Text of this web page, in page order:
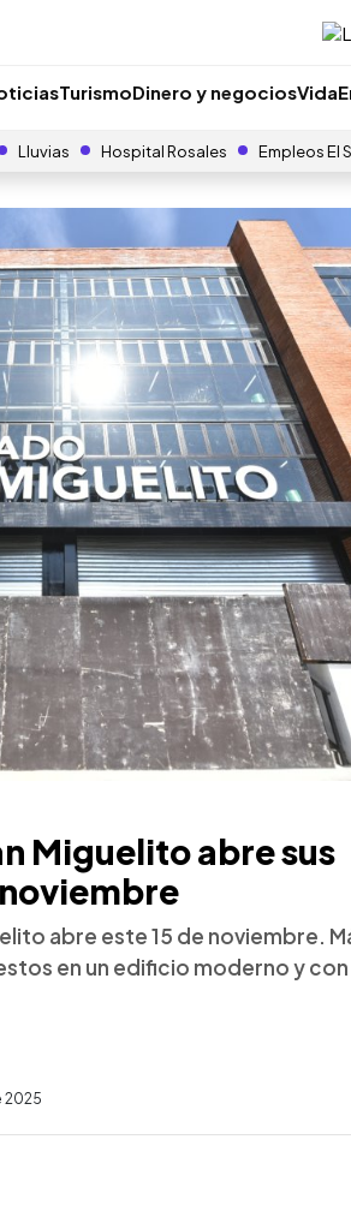
TurismoDinero y negociosVida
Lluvias Hospital Rosales Empleos El
Miguelito abre sus
abre este 15 de noviembre.
en un edificio moderno y
2025